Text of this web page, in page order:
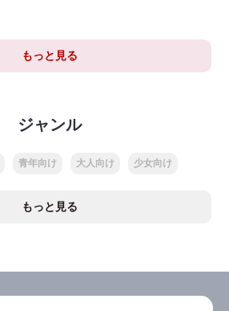
もっと見る
ジャンル
青年向け 大人向け 少女向け
もっと見る